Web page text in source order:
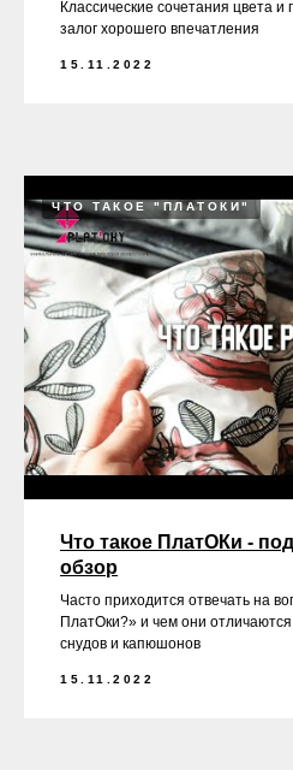
Классические сочетания цвета
залог хорошего впечатления
15.11.2022
ЧТО ТАКОЕ "ПЛАТОКИ"
Что такое ПлатОКи -
обзор
Часто приходится отвечать на
ПлатОки?» и чем они отличаются
снудов и капюшонов
15.11.2022